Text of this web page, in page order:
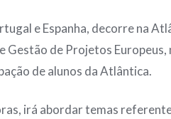
e Espanha, decorre na
Gestão de Projetos
de alunos da Atlântica.
irá abordar temas